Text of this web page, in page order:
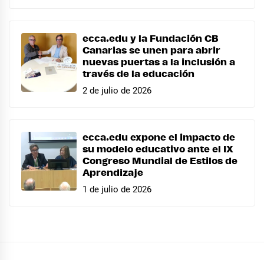
ecca.edu y la Fundación CB
Canarias se unen para abrir
nuevas puertas a la inclusión a
través de la educación
2 de julio de 2026
ecca.edu expone el impacto de
su modelo educativo ante el IX
Congreso Mundial de Estilos de
Aprendizaje
1 de julio de 2026